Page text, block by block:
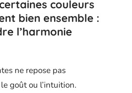
couleurs
bien ensemble :
l’harmonie
ne repose pas
goût ou l’intuition.